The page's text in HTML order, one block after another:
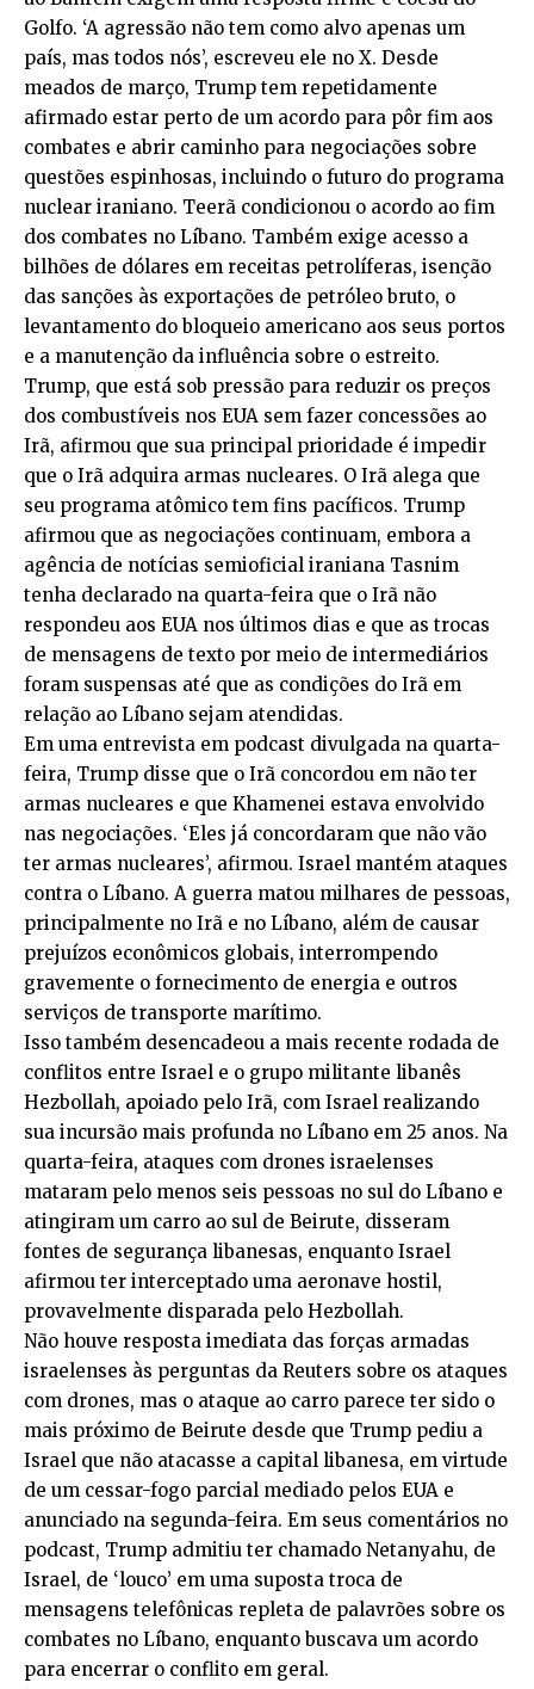
Golfo. ‘A agressão não tem como alvo apenas um
país, mas todos nós’, escreveu ele no X. Desde
meados de março, Trump tem repetidamente
afirmado estar perto de um acordo para pôr fim aos
combates e abrir caminho para negociações sobre
questões espinhosas, incluindo o futuro do programa
nuclear iraniano. Teerã condicionou o acordo ao fim
dos combates no Líbano. Também exige acesso a
bilhões de dólares em receitas petrolíferas, isenção
das sanções às exportações de petróleo bruto, o
levantamento do bloqueio americano aos seus portos
e a manutenção da influência sobre o estreito.
Trump, que está sob pressão para reduzir os preços
dos combustíveis nos EUA sem fazer concessões ao
Irã, afirmou que sua principal prioridade é impedir
que o Irã adquira armas nucleares. O Irã alega que
seu programa atômico tem fins pacíficos. Trump
afirmou que as negociações continuam, embora a
agência de notícias semioficial iraniana Tasnim
tenha declarado na quarta-feira que o Irã não
respondeu aos EUA nos últimos dias e que as trocas
de mensagens de texto por meio de intermediários
foram suspensas até que as condições do Irã em
relação ao Líbano sejam atendidas.
Em uma entrevista em podcast divulgada na quarta-
feira, Trump disse que o Irã concordou em não ter
armas nucleares e que Khamenei estava envolvido
nas negociações. ‘Eles já concordaram que não vão
ter armas nucleares’, afirmou. Israel mantém ataques
contra o Líbano. A guerra matou milhares de pessoas,
principalmente no Irã e no Líbano, além de causar
prejuízos econômicos globais, interrompendo
gravemente o fornecimento de energia e outros
serviços de transporte marítimo.
Isso também desencadeou a mais recente rodada de
conflitos entre Israel e o grupo militante libanês
Hezbollah, apoiado pelo Irã, com Israel realizando
sua incursão mais profunda no Líbano em 25 anos. Na
quarta-feira, ataques com drones israelenses
mataram pelo menos seis pessoas no sul do Líbano e
atingiram um carro ao sul de Beirute, disseram
fontes de segurança libanesas, enquanto Israel
afirmou ter interceptado uma aeronave hostil,
provavelmente disparada pelo Hezbollah.
Não houve resposta imediata das forças armadas
israelenses às perguntas da Reuters sobre os ataques
com drones, mas o ataque ao carro parece ter sido o
mais próximo de Beirute desde que Trump pediu a
Israel que não atacasse a capital libanesa, em virtude
de um cessar-fogo parcial mediado pelos EUA e
anunciado na segunda-feira. Em seus comentários no
podcast, Trump admitiu ter chamado Netanyahu, de
Israel, de ‘louco’ em uma suposta troca de
mensagens telefônicas repleta de palavrões sobre os
combates no Líbano, enquanto buscava um acordo
para encerrar o conflito em geral.